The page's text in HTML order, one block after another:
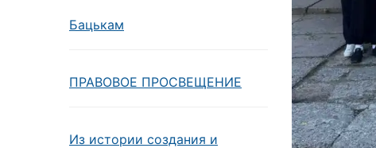
Бацькам
ПРАВОВОЕ ПРОСВЕЩЕНИЕ
Из истории создания и